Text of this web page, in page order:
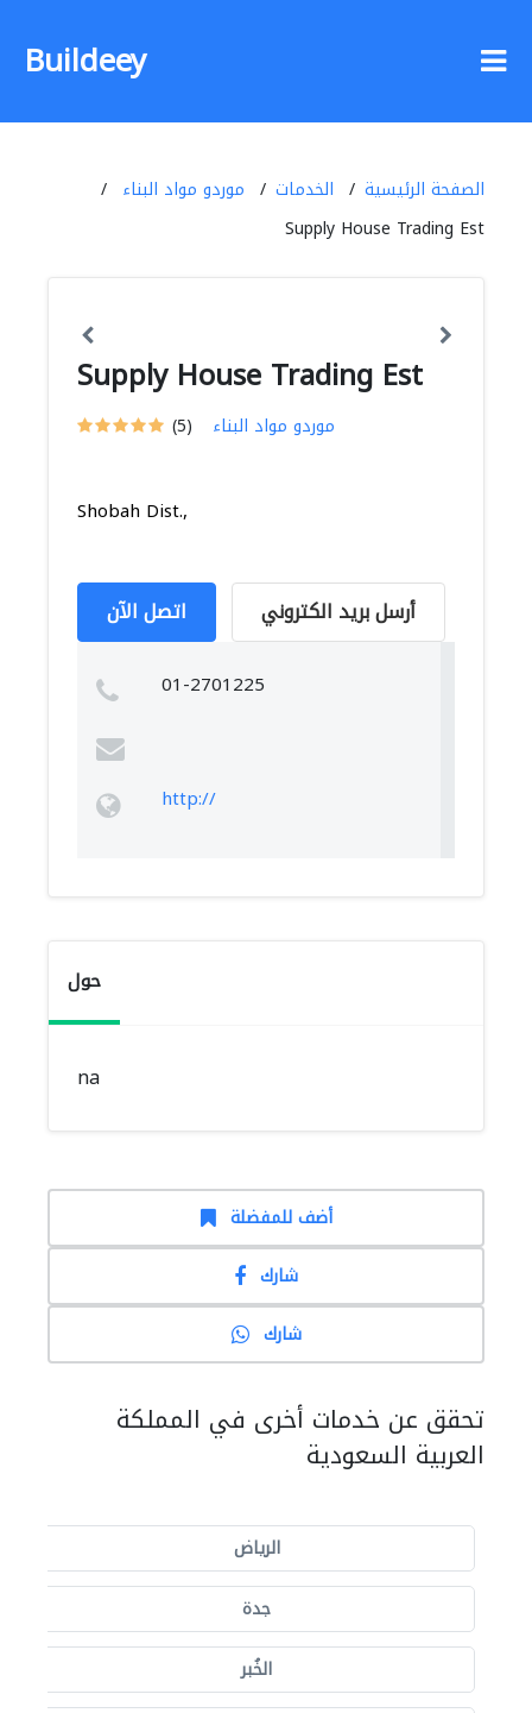
Buildeey
الصفحة الرئيسية الخدمات
موردو مواد البناء
Supply House Trading Est
Supply House Trading Est
(5) موردو مواد البناء
Shobah Dist.,
اتصل الآن أرسل بريد الكتروني
01-2701225
http://
حول
na
أضف للمفضلة
شارك
شارك
تحقق عن خدمات أخرى في المملكة
العربية السعودية
الرياض
جدة
الخُبر